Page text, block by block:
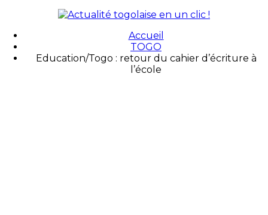
Accueil
TOGO
Education/Togo : retour du cahier d’écriture à
l’école